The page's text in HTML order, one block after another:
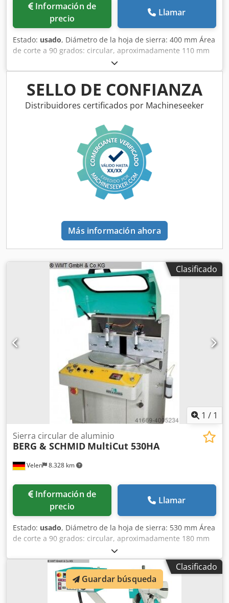
Información de
precio
Llamar
Estado: usado, Diámetro de la hoja de sierra: 400 mm Área
de corte a 90 grados: circular, aproximadamente 110 mm
Área de corte a 90 grados: cuadrado, 100 mm Área de
corte a 90 grados: plano, 200x60 mm Área de corte a 45
grados: circular, 100 mm Área de corte a 45 grados:
cuadrado, 100 mm Área de corte a 45 grados: cuadrado,
140x60 mm Potencia total requerida: 1,5 kW Peso de la
ancho x alto): 0,8 x 0,7 x 1,3 m ¡¡PRECIO DE OFERTA!! Sierra
circular de aluminio de montaje inferior, semiautomática
con accionamiento hidroneumático. · Unidad de
mantenimiento para control neumático · Mesa giratoria
con cojinetes de bolas Chjdpfsd Iinxjx Agrsa · Conexión de
extracción para sistema de aspiración de virutas · 2
mordazas de sujeción vertical neumáticas · Rango de
rotación: 180° · Tope trasero de material desplazable =
ajustable de forma continua · Control de seguridad con
ambas manos · Mordazas de sujeción horizontal (opcional)
Para cortes de perfiles, es imprescindible el uso de
nuestro B & S Coolmatic Plus. · Hoja de sierra opcional.
SELLO DE CONFIANZA
Distribuidores certificados por Machineseeker
Más información ahora
Clasificado
1 / 1
Velen 8.328 km
Sierra circular de aluminio
BERG & SCHMID MultiCut 530HA
Información de
precio
Llamar
Estado: usado, Diámetro de la hoja de sierra: 530 mm Área
de corte a 90 grados: circular, aproximadamente 180 mm
Área de corte a 90 grados: cuadrada, 170 mm Área de
corte a 90 grados: plana, 380 x 70 mm Área de corte a 45
grados: circular, 180 mm Área de corte a 45 grados:
cuadrada, 150 mm Área de corte a 45 grados: cuadrada,
290 x 70 mm Potencia total requerida: 2,2 kW Peso de la
Clasificado
Guardar búsqueda